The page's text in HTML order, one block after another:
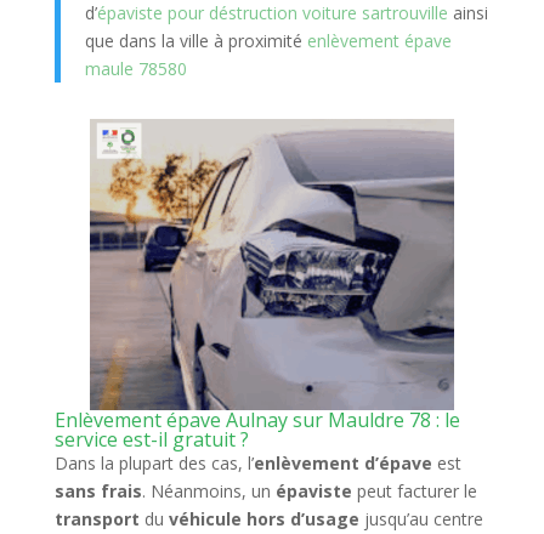
d’épaviste pour déstruction voiture sartrouville ainsi
que dans la ville à proximité enlèvement épave
maule 78580
Enlèvement épave Aulnay sur Mauldre 78 : le
service est-il gratuit ?
Dans la plupart des cas, l’enlèvement d’épave est
sans frais. Néanmoins, un épaviste peut facturer le
transport du véhicule hors d’usage jusqu’au centre